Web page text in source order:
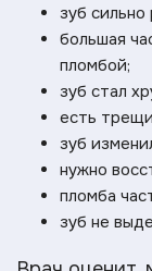
зуб сильно
большая
пломбой;
зуб стал
есть
зуб
нужно
пломба
зуб не